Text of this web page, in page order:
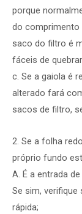
porque
do
saco do filtro é
fáceis de
c. Se a gaiola é
alterado fará
sacos de filtro,
2. Se a folha
próprio fundo
A. É a entrada
Se sim, verifique
rápida;